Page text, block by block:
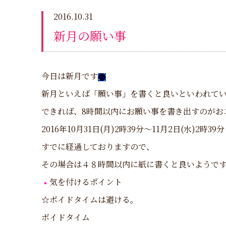
2016.10.31
新月の願い事
今日は新月です
新月といえば「願い事」を書くと良いといわれてい
できれば、8時間以内にお願い事を書き出すのがお
2016年10月31日(月)2時39分～11月2日(水)2時39
すでに経過しておりますので、
その場合は４８時間以内に紙に書くと良いようです
気を付けるポイント
☆ボイドタイムは避ける。
ボイドタイム